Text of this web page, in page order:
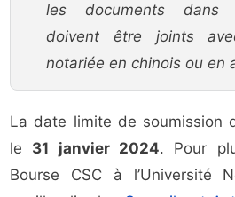
les documents dans
doivent être joints
notariée en chinois ou en
La date limite de soumission
le 31 janvier 2024. Pour
Bourse CSC à l’Université